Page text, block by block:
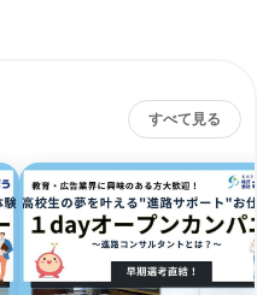
すべて見る